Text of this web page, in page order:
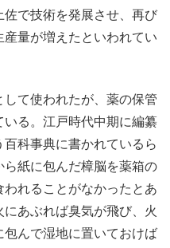
佐で技術を発展させ、再び
量が増えたといわれてい
て使われたが、薬の保管
る。江戸時代中期に編纂
科事典に書かれているら
ら紙に包んだ樟脳を薬箱の
れることがなかったとあ
あぶれば臭気が飛び、火
んで湿地に置いておけば